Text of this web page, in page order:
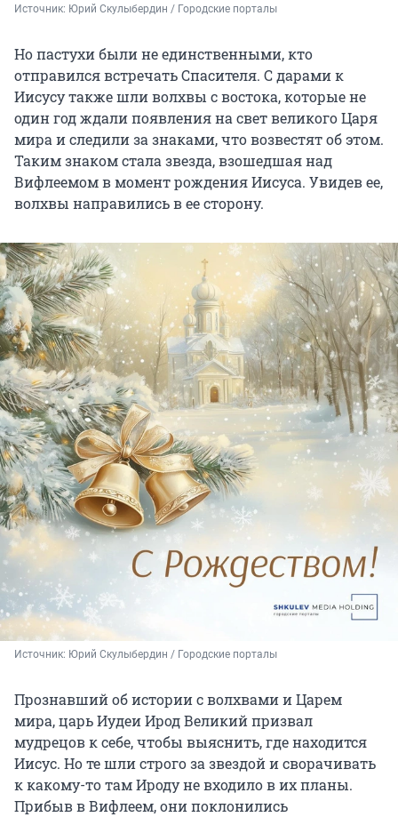
Источник: Юрий Скулыбердин / Городские порталы
Но пастухи были не единственными, кто
отправился встречать Спасителя. С дарами к
Иисусу также шли волхвы с востока, которые не
один год ждали появления на свет великого Царя
мира и следили за знаками, что возвестят об этом.
Таким знаком стала звезда, взошедшая над
Вифлеемом в момент рождения Иисуса. Увидев ее,
волхвы направились в ее сторону.
Источник: Юрий Скулыбердин / Городские порталы
Прознавший об истории с волхвами и Царем
мира, царь Иудеи Ирод Великий призвал
мудрецов к себе, чтобы выяснить, где находится
Иисус. Но те шли строго за звездой и сворачивать
к какому-то там Ироду не входило в их планы.
Прибыв в Вифлеем, они поклонились